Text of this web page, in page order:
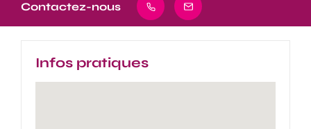
Contactez-nous
Infos pratiques